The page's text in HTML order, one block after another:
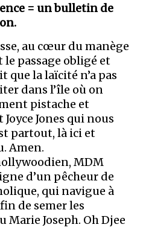
= un bulletin de
au cœur du manège
le passage obligé et
que la laïcité n’a pas
dans l’île où on
pistache et
Joyce Jones qui nous
partout, là ici et
Amen.
MDM
d’un pêcheur de
qui navigue à
de semer les
Marie Joseph. Oh Djee